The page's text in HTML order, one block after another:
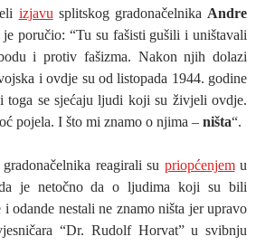
izjavu splitskog gradonačelnika Andre
poručio: “Tu su fašisti gušili i uništavali
i protiv fašizma. Nakon njih dolazi
i ovdje su od listopada 1944. godine
se sjećaju ljudi koji su živjeli ovdje.
pojela. I što mi znamo o njima – ništa“.
reagirali su priopćenjemu
je netočno da o ljudima koji su bili
odande nestali ne znamo ništa jer upravo
“Dr. Rudolf Horvat” u svibnju